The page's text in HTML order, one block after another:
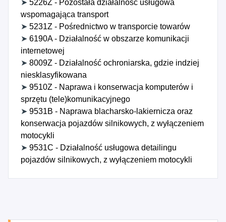
➤ 5226Z - Pozostała działalność usługowa
wspomagająca transport
➤ 5231Z - Pośrednictwo w transporcie towarów
➤ 6190A - Działalność w obszarze komunikacji
internetowej
➤ 8009Z - Działalność ochroniarska, gdzie indziej
niesklasyfikowana
➤ 9510Z - Naprawa i konserwacja komputerów i
sprzętu (tele)komunikacyjnego
➤ 9531B - Naprawa blacharsko-lakiernicza oraz
konserwacja pojazdów silnikowych, z wyłączeniem
motocykli
➤ 9531C - Działalność usługowa detailingu
pojazdów silnikowych, z wyłączeniem motocykli